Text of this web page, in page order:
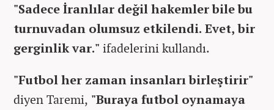
"Sadece İranlılar değil hakemler bile bu
turnuvadan olumsuz etkilendi. Evet, bir
gerginlik var." ifadelerini kullandı.
"Futbol her zaman insanları birleştirir"
diyen Taremi, "Buraya futbol oynamaya